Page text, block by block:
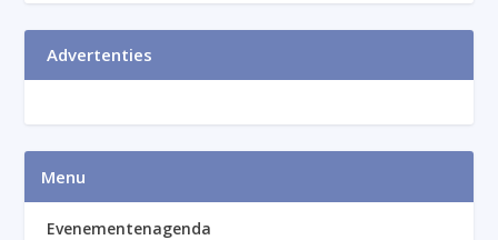
Advertenties
Menu
Evenementenagenda